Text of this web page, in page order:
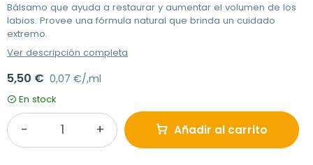
Bálsamo que ayuda a restaurar y aumentar el volumen de los
labios. Provee una fórmula natural que brinda un cuidado
extremo.
Ver descripción completa
5,50 € 0,07 €/,ml
En stock
Añadir al carrito